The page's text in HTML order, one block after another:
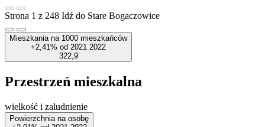
Strona 1 z 248 Idź do Stare Bogaczowice
Mieszkania na 1000 mieszkańców
+2,41% od 2021 2022
322,9
Przestrzeń mieszkalna
wielkość i zaludnienie
Powierzchnia na osobę